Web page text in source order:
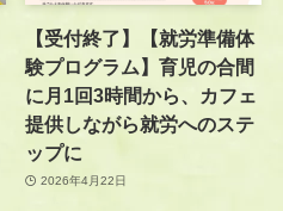
【受付終了】【就労準備体
験プログラム】育児の合間
に月1回3時間から、カフェ
提供しながら就労へのステ
ップに
2026年4月22日